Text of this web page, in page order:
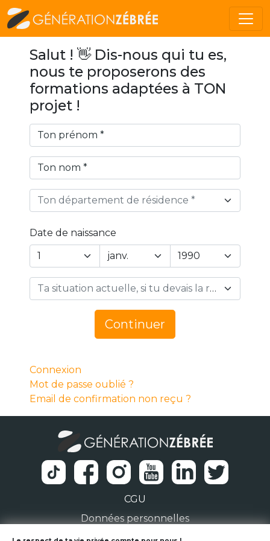
Salut ! 👋 Dis-nous qui tu es,
nous te proposerons des
formations adaptées à TON
projet !
Ton département de résidence *
Date de naissance
Year
Day
Ta situation actuelle, si tu devais la résumer en 1 mot… *
Continuer
Connexion
Mot de passe oublié ?
Email de confirmation non reçu ?
CGU
Données personnelles